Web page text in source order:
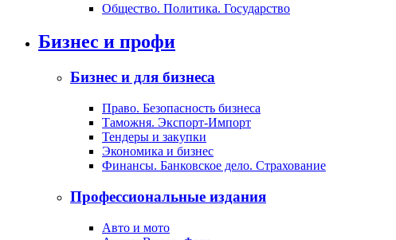
Общество. Политика. Государство
Бизнес и профи
Бизнес и для бизнеса
Право. Безопасность бизнеса
Таможня. Экспорт-Импорт
Тендеры и закупки
Экономика и бизнес
Финансы. Банковское дело. Страхование
Профессиональные издания
Авто и мото